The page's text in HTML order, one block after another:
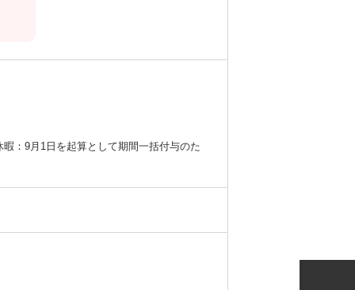
：9月1日を起算として期間一括付与のた